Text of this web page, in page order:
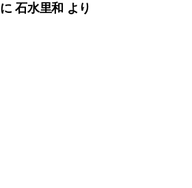
に石水里和 より